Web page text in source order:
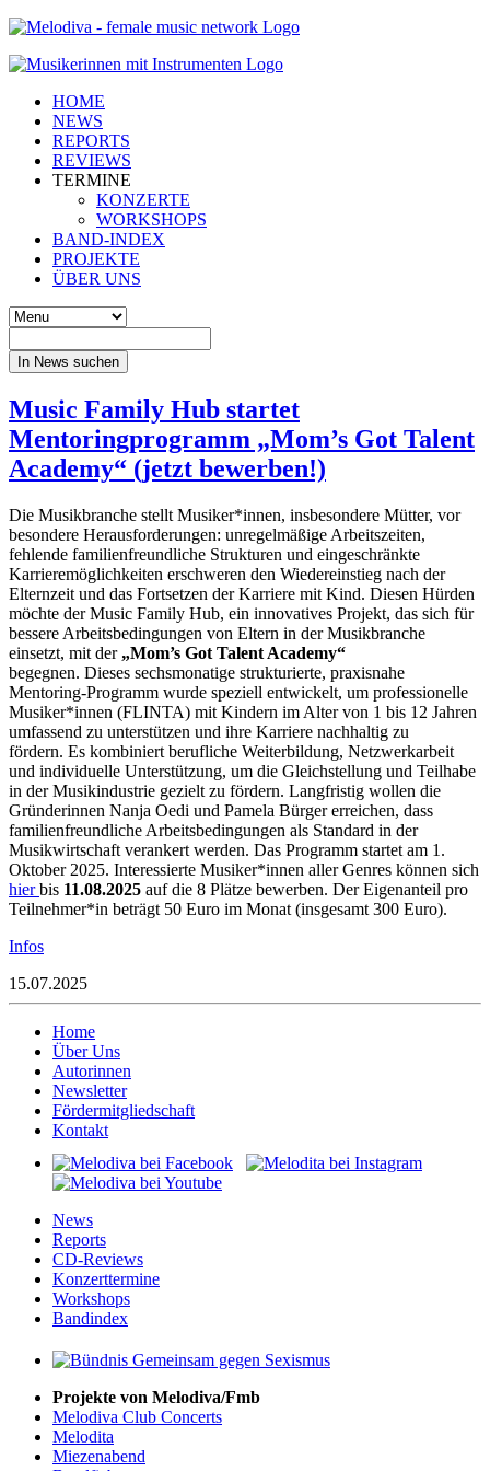
HOME
NEWS
REPORTS
REVIEWS
TERMINE
KONZERTE
WORKSHOPS
BAND-INDEX
PROJEKTE
ÜBER UNS
In News suchen
Music Family Hub startet
Mentoringprogramm „Mom’s Got Talent
Academy“ (jetzt bewerben!)
Die Musikbranche stellt Musiker*innen, insbesondere Mütter, vor
besondere Herausforderungen: unregelmäßige Arbeitszeiten,
fehlende familienfreundliche Strukturen und eingeschränkte
Karrieremöglichkeiten erschweren den Wiedereinstieg nach der
Elternzeit und das Fortsetzen der Karriere mit Kind. Diesen Hürden
möchte der Music Family Hub, ein innovatives Projekt, das sich für
bessere Arbeitsbedingungen von Eltern in der Musikbranche
einsetzt, mit der „Mom’s Got Talent Academy“
begegnen. Dieses sechsmonatige strukturierte, praxisnahe
Mentoring-Programm wurde speziell entwickelt, um professionelle
Musiker*innen (FLINTA) mit Kindern im Alter von 1 bis 12 Jahren
umfassend zu unterstützen und ihre Karriere nachhaltig zu
fördern. Es kombiniert berufliche Weiterbildung, Netzwerkarbeit
und individuelle Unterstützung, um die Gleichstellung und Teilhabe
in der Musikindustrie gezielt zu fördern. Langfristig wollen die
Gründerinnen Nanja Oedi und Pamela Bürger erreichen, dass
familienfreundliche Arbeitsbedingungen als Standard in der
Musikwirtschaft verankert werden. Das Programm startet am 1.
Oktober 2025. Interessierte Musiker*innen aller Genres können sich
hierbis 11.08.2025 auf die 8 Plätze bewerben. Der Eigenanteil pro
Teilnehmer*in beträgt 50 Euro im Monat (insgesamt 300 Euro).
Infos
15.07.2025
Home
Über Uns
Autorinnen
Newsletter
Fördermitgliedschaft
Kontakt
News
Reports
CD-Reviews
Konzerttermine
Workshops
Bandindex
Projekte von Melodiva/Fmb
Melodiva Club Concerts
Melodita
Miezenabend